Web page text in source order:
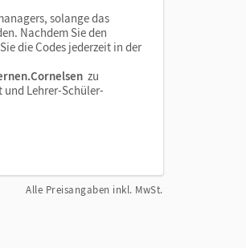
solange das
Nachdem Sie den
die Codes jederzeit in der
zu
und Lehrer-Schüler-
Alle Preisangaben inkl. MwSt.